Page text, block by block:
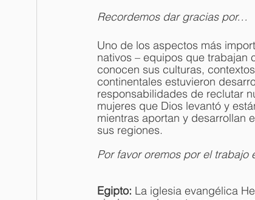
Recordemos dar gracias por…
Uno de los aspectos más
nativos – equipos que trabajan
conocen sus culturas,
continentales estuvieron
responsabilidades de reclutar
mujeres que Dios levantó y
mientras aportan y desarrollan
sus regiones.
Por favor oremos por el
Egipto: La iglesia evangélica